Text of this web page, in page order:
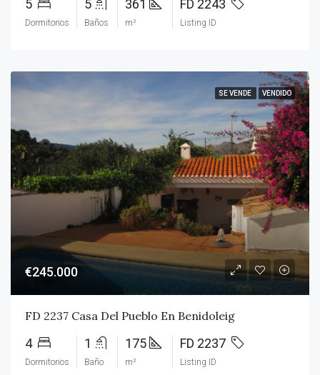
5
Dormitorios
5
Baños
361
m²
FD 2243
Listing ID
SE VENDE VENDIDO
€245.000
FD 2237 Casa Del Pueblo En Benidoleig
4
Dormitorios
1
Baño
175
m²
FD 2237
Listing ID